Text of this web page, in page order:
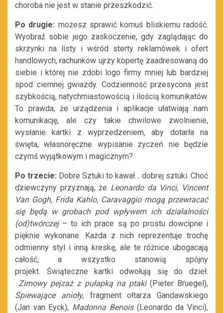
choroba nie jest w stanie przeszkodzić.
Po drugie: możesz sprawić komuś bliskiemu radość.
Wyobraź sobie jego zaskoczenie, gdy zaglądając do
skrzynki na listy i wśród sterty reklamówek i ofert
handlowych, rachunków ujrzy kopertę zaadresowaną do
siebie i której nie zdobi logo firmy mniej lub bardziej
spod ciemnej gwiazdy. Codzienność przesycona jest
szybkością, natychmiastowością i ilością komunikatów.
To prawda, że urządzenia i aplikacje ułatwiają nam
komunikację, ale czy takie chwilowe zwolnienie,
wysłanie kartki z wyprzedzeniem, aby dotarła na
święta, własnoręczne wypisanie życzeń nie będzie
czymś wyjątkowym i magicznym?
Po trzecie: Dobre Sztuki to kawał… dobrej sztuki. Choć
dziewczyny przyznają, że Leonardo da Vinci, Vincent
Van Gogh, Frida Kahlo, Caravaggio mogą przewracać
się będą w grobach pod wpływem ich działalności
(od)twórczej– to ich prace są po prostu dowcipne i
pięknie wykonane. Każda z nich reprezentuje trochę
odmienny styl i inną kreskę, ale te różnice ubogacają
całość, a wszystko stanowią spójny
projekt. Świąteczne kartki odwołują się do dzieł:
Zimowy pejzaż z pułapką na ptaki(Pieter Bruegel),
Śpiewające anioły, fragment ołtarza Gandawskiego
(Jan van Eyck), Madonna Benois (Leonardo da Vinci),